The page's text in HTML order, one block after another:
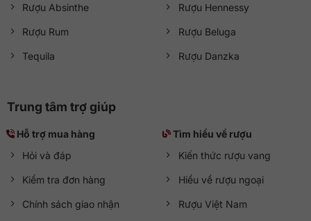
Rượu Absinthe
Rượu Rum
Tequila
Rượu Hennessy
Rượu Beluga
Rượu Danzka
Trung tâm trợ giúp
Hỗ trợ mua hàng
Hỏi và đáp
Kiểm tra đơn hàng
Chính sách giao nhận
Tìm hiểu về rượu
Kiến thức rượu vang
Hiểu về rượu ngoại
Rượu Việt Nam